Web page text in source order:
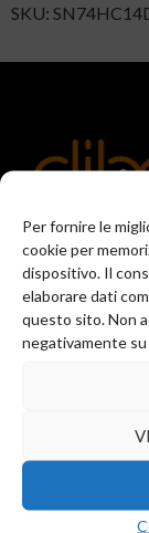
Per fornire le
cookie per
dispositivo. Il
elaborare dati
questo sito. Non
negativamente
SKU:
Registered
Via Valera, 6
Arese (MI)
+39 02
F. +39 02